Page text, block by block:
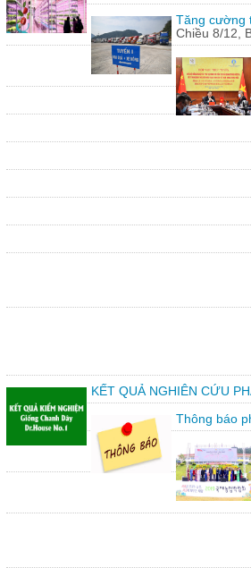
Tăng cường
Chiều 8/12,
KẾT QUẢ NGHIÊN CỨU
Thông báo